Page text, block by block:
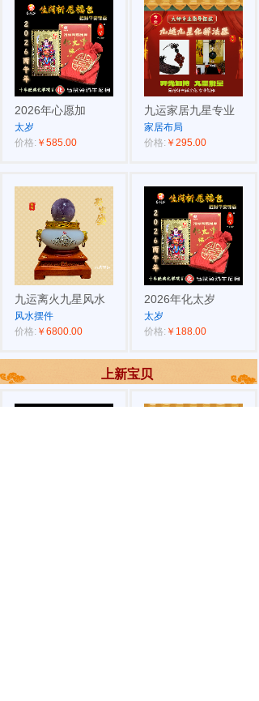
上新宝贝
2026年心愿加
太岁
价格: ￥585.00
九运家居九星专业
家居布局
价格: ￥295.00
九运离火九星风水
风水摆件
价格: ￥6800.00
2026年化太岁
太岁
价格: ￥188.00